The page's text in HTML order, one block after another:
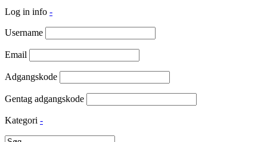
Log in info -
Username
Email
Adgangskode
Gentag adgangskode
Kategori -